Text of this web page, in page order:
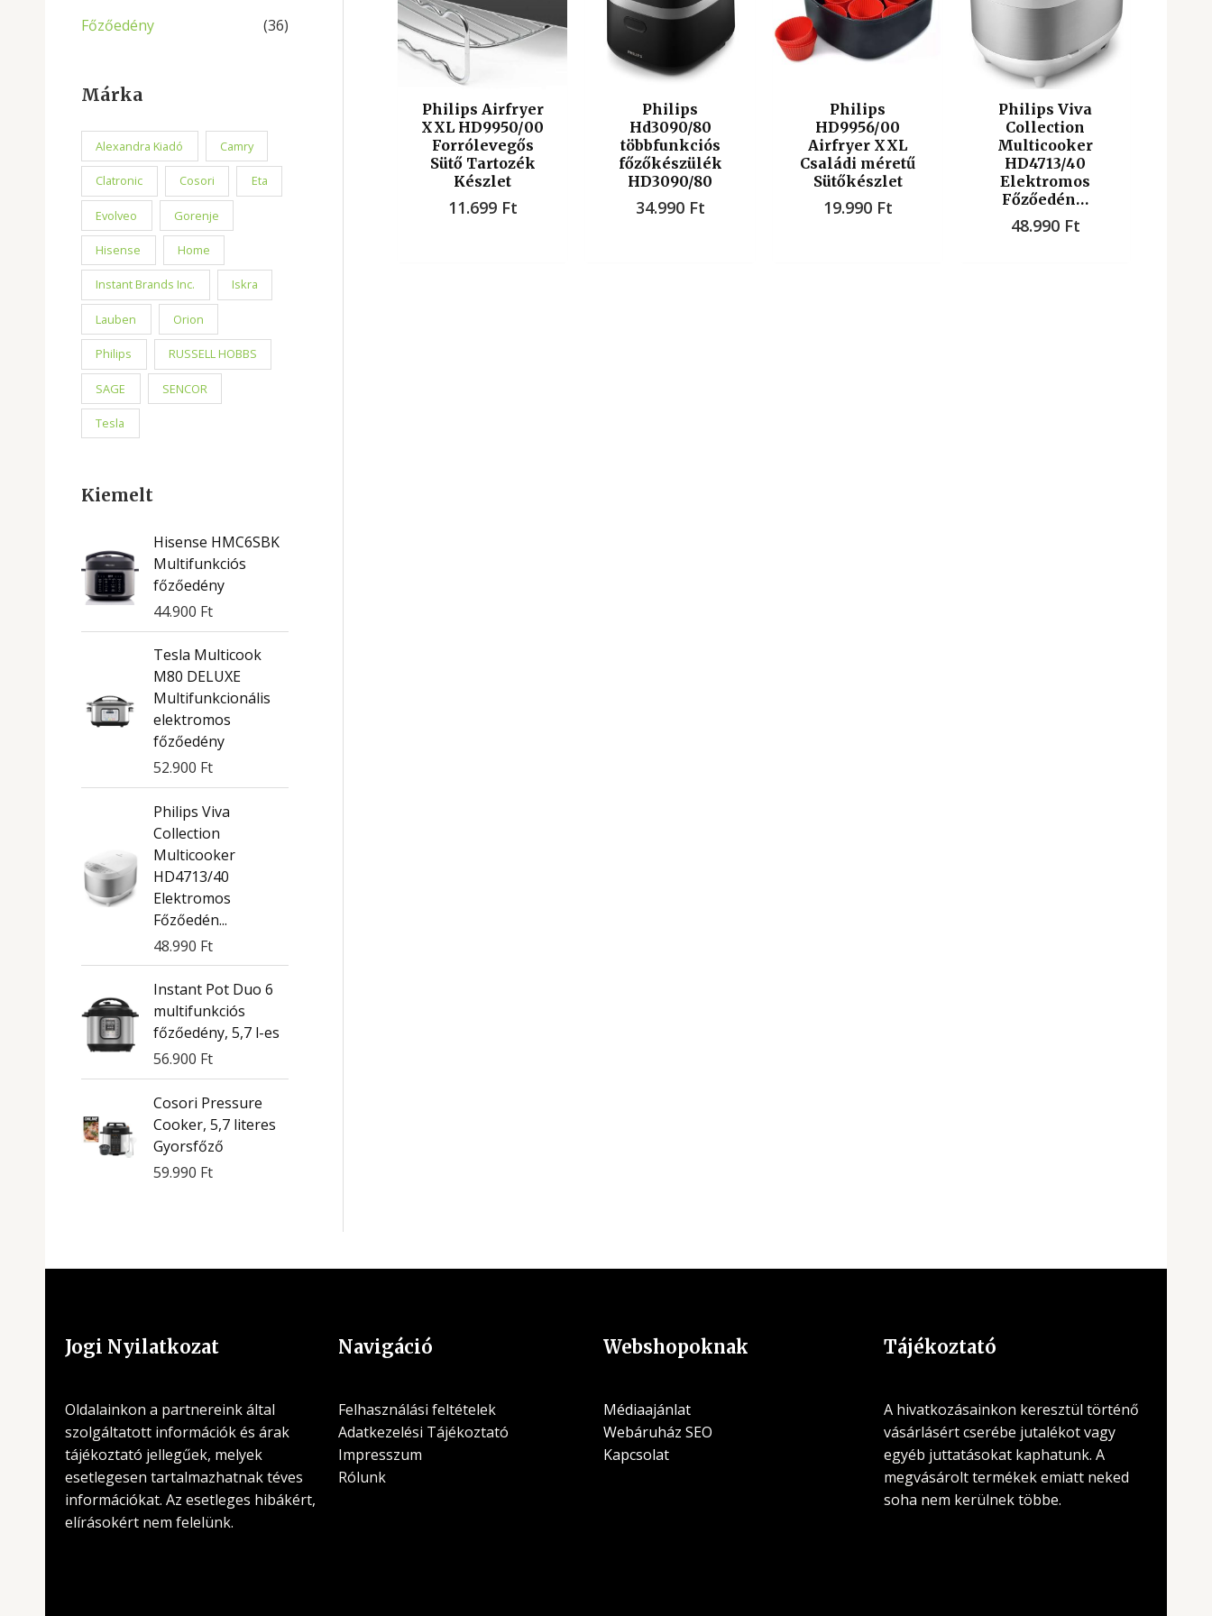
Főzőedény (36)
Márka
Alexandra Kiadó Camry
Clatronic Cosori Eta
Evolveo Gorenje
Hisense Home
Instant Brands Inc. Iskra
Lauben Orion
Philips RUSSELL HOBBS
SAGE SENCOR
Tesla
Kiemelt
Hisense HMC6SBK
Multifunkciós
főzőedény
44.900 Ft
Tesla Multicook
M80 DELUXE
Multifunkcionális
elektromos
főzőedény
52.900 Ft
Philips Viva
Collection
Multicooker
HD4713/40
Elektromos
Főzőedén...
48.990 Ft
Instant Pot Duo 6
multifunkciós
főzőedény, 5,7 l-es
56.900 Ft
Cosori Pressure
Cooker, 5,7 literes
Gyorsfőző
59.990 Ft
Philips Airfryer
XXL HD9950/00
Forrólevegős
Sütő Tartozék
Készlet
11.699 Ft
Philips
Hd3090/80
többfunkciós
főzőkészülék
HD3090/80
34.990 Ft
Philips
HD9956/00
Airfryer XXL
Családi méretű
Sütőkészlet
19.990 Ft
Philips Viva
Collection
Multicooker
HD4713/40
Elektromos
Főzőedén…
48.990 Ft
Jogi Nyilatkozat
Oldalainkon a partnereink által
szolgáltatott információk és árak
tájékoztató jellegűek, melyek
esetlegesen tartalmazhatnak téves
információkat. Az esetleges hibákért,
elírásokért nem felelünk.
Navigáció
Felhasználási feltételek
Adatkezelési Tájékoztató
Impresszum
Rólunk
Webshopoknak
Médiaajánlat
Webáruház SEO
Kapcsolat
Tájékoztató
A hivatkozásainkon keresztül történő
vásárlásért cserébe jutalékot vagy
egyéb juttatásokat kaphatunk. A
megvásárolt termékek emiatt neked
soha nem kerülnek többe.